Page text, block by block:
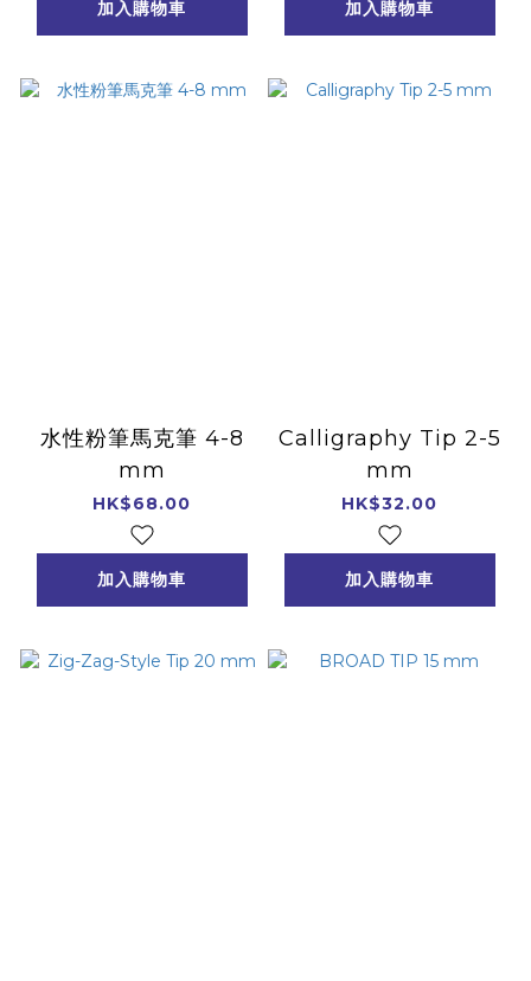
加入購物車 加入購物車
水性粉筆馬克筆 4-8
mm
HK$68.00
加入購物車
Calligraphy Tip 2-5
mm
HK$32.00
加入購物車